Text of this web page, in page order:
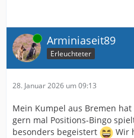
Online Arminiaseit89
Erleuchteter
28. Januar 2026 um 09:13
Mein Kumpel aus Bremen
gern mal Positions-Bingo
besonders begeistert
Wir